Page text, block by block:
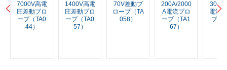
1400V高電
圧差動プロ
ーブ（TA0
57）
70V差動プ
ローブ（TA
058）
200A/2000
A電流プロ
ーブ（TA1
30A高精度
電流プロー
ブ（TA18
9）
圧差
ー